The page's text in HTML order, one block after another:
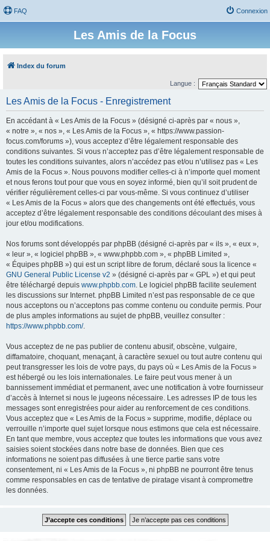
FAQ Connexion
Les Amis de la Focus
Index du forum
Langue :
Les Amis de la Focus - Enregistrement
En accédant à « Les Amis de la Focus » (désigné ci-après par « nous »,
« notre », « nos », « Les Amis de la Focus », « https://www.passion-
focus.com/forums »), vous acceptez d’être légalement responsable des
conditions suivantes. Si vous n’acceptez pas d’être légalement responsable de
toutes les conditions suivantes, alors n’accédez pas et/ou n’utilisez pas « Les
Amis de la Focus ». Nous pouvons modifier celles-ci à n’importe quel moment
et nous ferons tout pour que vous en soyez informé, bien qu’il soit prudent de
vérifier régulièrement celles-ci par vous-même. Si vous continuez d’utiliser
« Les Amis de la Focus » alors que des changements ont été effectués, vous
acceptez d’être légalement responsable des conditions découlant des mises à
jour et/ou modifications.
Nos forums sont développés par phpBB (désigné ci-après par « ils », « eux »,
« leur », « logiciel phpBB », « www.phpbb.com », « phpBB Limited »,
« Équipes phpBB ») qui est un script libre de forum, déclaré sous la licence «
GNU General Public License v2 » (désigné ci-après par « GPL ») et qui peut
être téléchargé depuis www.phpbb.com. Le logiciel phpBB facilite seulement
les discussions sur Internet. phpBB Limited n’est pas responsable de ce que
nous acceptons ou n’acceptons pas comme contenu ou conduite permis. Pour
de plus amples informations au sujet de phpBB, veuillez consulter :
https://www.phpbb.com/.
Vous acceptez de ne pas publier de contenu abusif, obscène, vulgaire,
diffamatoire, choquant, menaçant, à caractère sexuel ou tout autre contenu qui
peut transgresser les lois de votre pays, du pays où « Les Amis de la Focus »
est hébergé ou les lois internationales. Le faire peut vous mener à un
bannissement immédiat et permanent, avec une notification à votre fournisseur
d’accès à Internet si nous le jugeons nécessaire. Les adresses IP de tous les
messages sont enregistrées pour aider au renforcement de ces conditions.
Vous acceptez que « Les Amis de la Focus » supprime, modifie, déplace ou
verrouille n’importe quel sujet lorsque nous estimons que cela est nécessaire.
En tant que membre, vous acceptez que toutes les informations que vous avez
saisies soient stockées dans notre base de données. Bien que ces
informations ne soient pas diffusées à une tierce partie sans votre
consentement, ni « Les Amis de la Focus », ni phpBB ne pourront être tenus
comme responsables en cas de tentative de piratage visant à compromettre
les données.